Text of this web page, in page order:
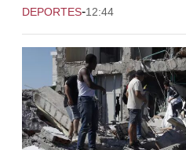
DEPORTES-12:44